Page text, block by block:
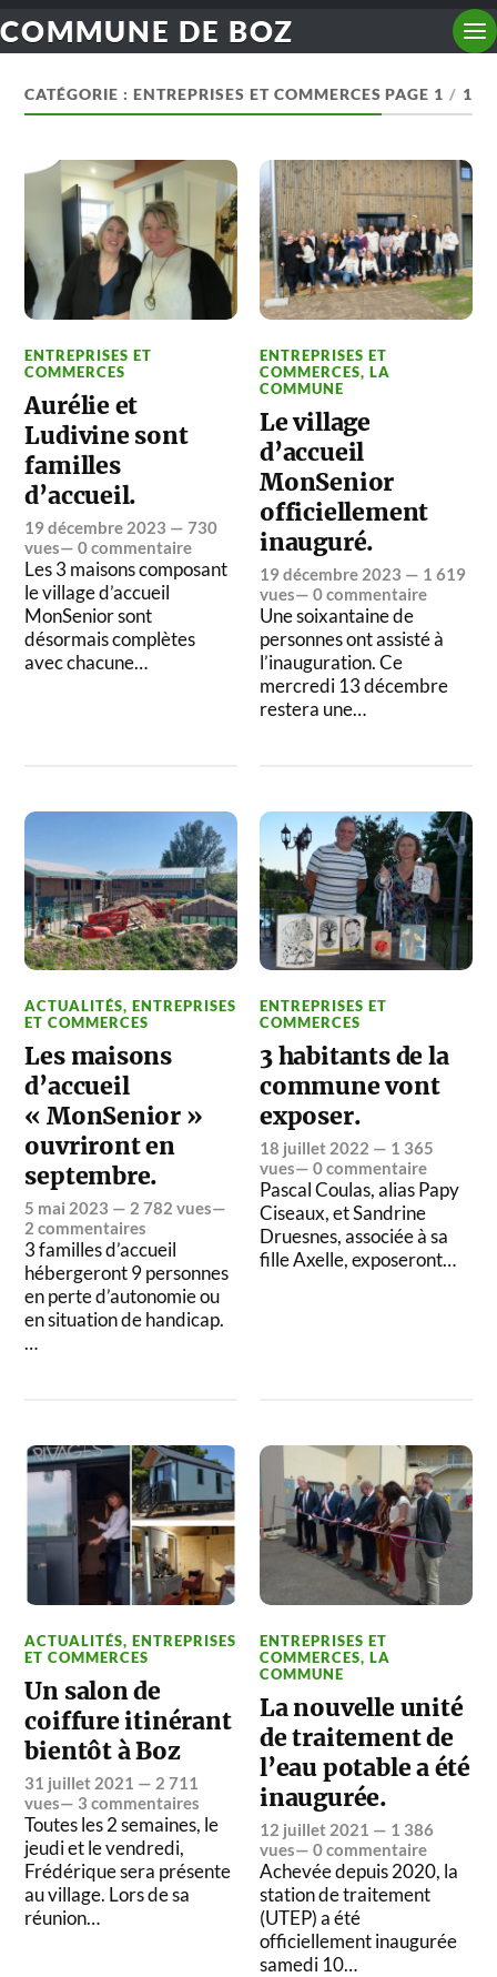
COMMUNE DE BOZ
CATÉGORIE :ENTREPRISES ET COMMERCES PAGE 1 / 1
ENTREPRISES ET
COMMERCES
Aurélie et
Ludivine sont
familles
d’accueil.
19 décembre 2023 — 730
vues—0 commentaire
Les 3 maisons composant
le village d’accueil
MonSenior sont
désormais complètes
avec chacune…
ENTREPRISES ET
COMMERCES,LA
COMMUNE
Le village
d’accueil
MonSenior
officiellement
inauguré.
19 décembre 2023 — 1 619
vues—0 commentaire
Une soixantaine de
personnes ont assisté à
l’inauguration. Ce
mercredi 13 décembre
restera une…
ACTUALITÉS,ENTREPRISES
ET COMMERCES
Les maisons
d’accueil
« MonSenior »
ouvriront en
septembre.
5 mai 2023 — 2 782 vues—
2 commentaires
3 familles d’accueil
hébergeront 9 personnes
en perte d’autonomie ou
en situation de handicap.
…
ENTREPRISES ET
COMMERCES
3 habitants de la
commune vont
exposer.
18 juillet 2022 — 1 365
vues—0 commentaire
Pascal Coulas, alias Papy
Ciseaux, et Sandrine
Druesnes, associée à sa
fille Axelle, exposeront…
ACTUALITÉS,ENTREPRISES
ET COMMERCES
Un salon de
coiffure itinérant
bientôt à Boz
31 juillet 2021 — 2 711
vues— 3 commentaires
Toutes les 2 semaines, le
jeudi et le vendredi,
Frédérique sera présente
au village. Lors de sa
réunion…
ENTREPRISES ET
COMMERCES,LA
COMMUNE
La nouvelle unité
de traitement de
l’eau potable a été
inaugurée.
12 juillet 2021 — 1 386
vues—0 commentaire
Achevée depuis 2020, la
station de traitement
(UTEP) a été
officiellement inaugurée
samedi 10…